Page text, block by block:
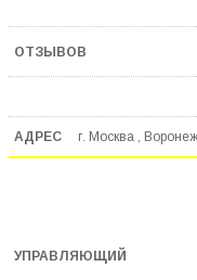
г. Москва ,